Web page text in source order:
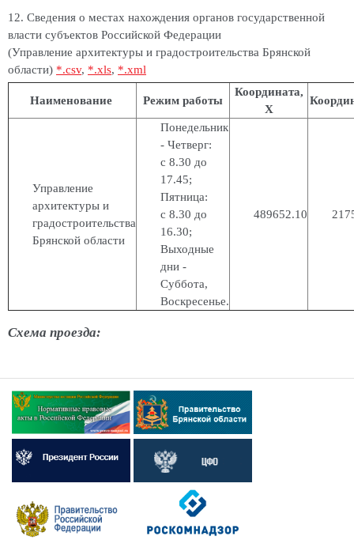
12. Сведения о местах нахождения органов государственной
власти субъектов Российской Федерации
(Управление архитектуры и градостроительства Брянской
области) *.csv, *.xls, *.xml
Наименование Режим работы
Координата,
Х
Управление
архитектуры и
градостроительства
Брянской области
Понедельник
- Четверг:
с 8.30 до
17.45;
Пятница:
с 8.30 до
16.30;
Выходные
дни -
Суббота,
Воскресенье.
489652.10
Схема проезда: